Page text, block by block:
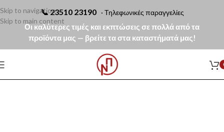
📞23510 23190 · Τηλεφωνικές παραγγελίες
Οι καλύτερες τιμές και εκπτώσεις σε πολλά από τα
προϊόντα μας — βρείτε τα στα καταστήματά μας!
Skip to navigation
Skip to main content